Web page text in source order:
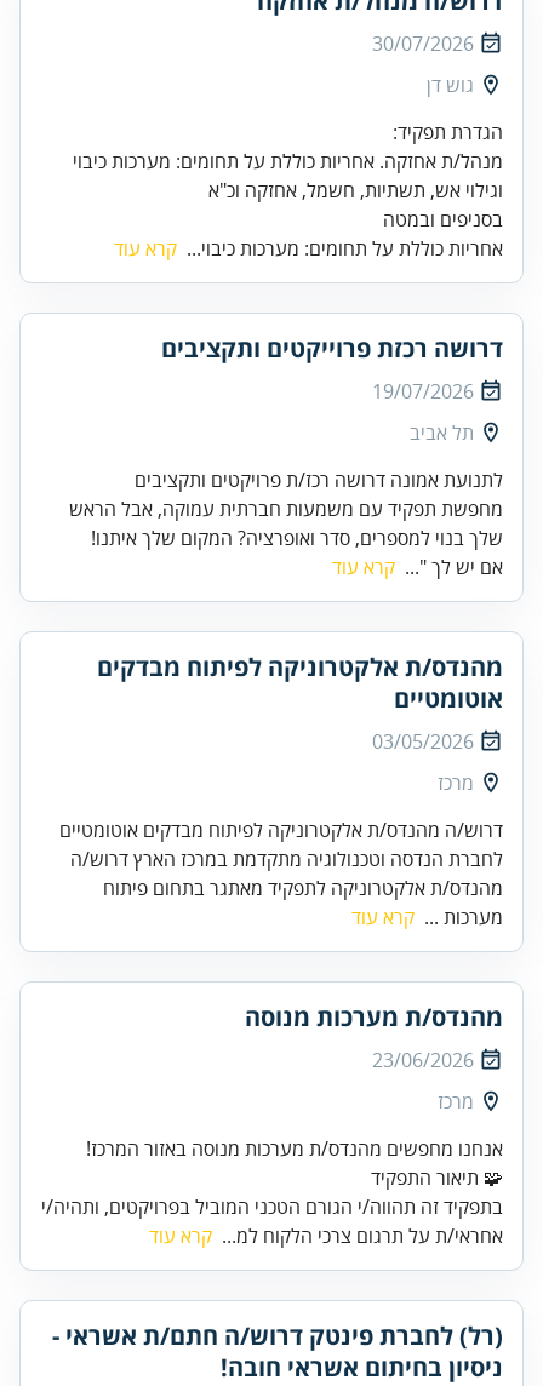
30/07/2026
גוש דן
מנהל/ת אחזקה. אחריות כוללת על תחומים: מערכות כיבוי
בסניפים ובמטה
אחריות כוללת על תחומים: מערכות כיבוי... קרא עוד
דרושה רכזת פרוייקטים ותקציבים
19/07/2026
תל אביב
לתנועת אמונה דרושה רכז/ת פרויקטים ותקציבים
מחפשת תפקיד עם משמעות חברתית עמוקה, אבל הראש
שלך בנוי למספרים, סדר ואופרציה? המקום שלך איתנו!
אם יש לך "... קרא עוד
מהנדס/ת אלקטרוניקה לפיתוח מבדקים
אוטומטיים
03/05/2026
מרכז
דרוש/ה מהנדס/ת אלקטרוניקה לפיתוח מבדקים אוטומטיים
לחברת הנדסה וטכנולוגיה מתקדמת במרכז הארץ דרוש/ה
מהנדס/ת אלקטרוניקה לתפקיד מאתגר בתחום פיתוח
מערכות ... קרא עוד
מהנדס/ת מערכות מנוסה
23/06/2026
מרכז
אנחנו מחפשים מהנדס/ת מערכות מנוסה באזור המרכז!
🧩 תיאור התפקיד
בתפקיד זה תהווה/י הגורם הטכני המוביל בפרויקטים, ותהיה/י
אחראי/ת על תרגום צרכי הלקוח למ... קרא עוד
(רל) לחברת פינטק דרוש/ה חתם/ת אשראי -
ניסיון בחיתום אשראי חובה!